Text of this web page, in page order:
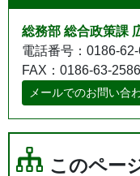
総務部 総合政策課
電話番号：0186-
FAX：0186-63-2586
メールでのお問い合
このペー